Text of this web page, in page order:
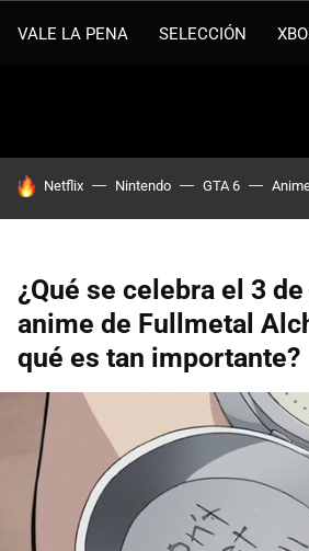
VALE LA PENA SELECCIÓN
HOY SE HABLA DE
Netflix Nintendo GTA 6
¿Qué se celebra el 3
anime de Fullmetal
qué es tan importante?